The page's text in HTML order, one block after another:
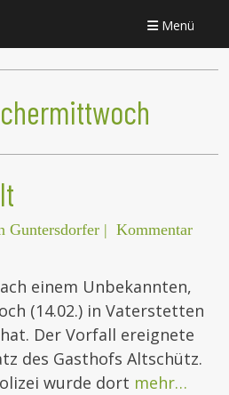
Menü
Guntersdorfer | Kommentar
einem Unbekannten,
(14.02.) in Vaterstetten
Der Vorfall ereignete
des Gasthofs Altschütz.
wurde dort mehr…